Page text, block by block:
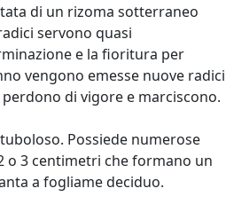
di un rizoma sotterraneo
servono quasi
e la fioritura per
vengono emesse nuove radici
di vigore e marciscono.
Possiede numerose
o 3 centimetri che formano un
a fogliame deciduo.